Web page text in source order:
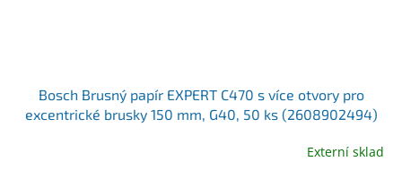
Bosch Brusný papír EXPERT C470 s více otvory pro
excentrické brusky 150 mm, G40, 50 ks (2608902494)
Externí sklad